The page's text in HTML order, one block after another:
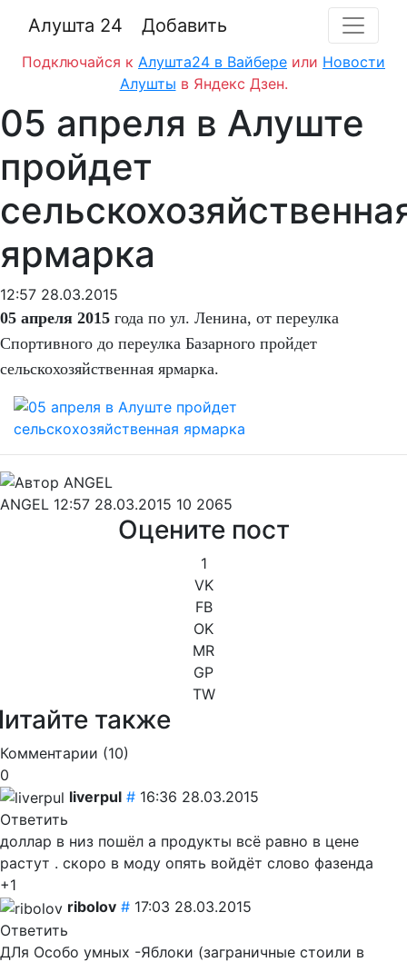
Алушта 24 Добавить
Подключайся к Алушта24 в Вайбере или Новости
Алушты в Яндекс Дзен.
05 апреля в Алуште
пройдет
ярмарка
12:57 28.03.2015
05 апреля 2015 года по ул. Ленина, от переулка
Спортивного до переулка Базарного пройдет
сельскохозяйственная ярмарка.
ANGEL 12:57 28.03.2015 10 2065
Оцените пост
1
VK
FB
OK
MR
GP
TW
также
Комментарии (10)
0
liverpul # 16:36 28.03.2015
Ответить
доллар в низ пошёл а продукты всё равно в цене
растут . скоро в моду опять войдёт слово фазенда
+1
ribolov # 17:03 28.03.2015
Ответить
ДЛя Особо умных -Яблоки (заграничные стоили в